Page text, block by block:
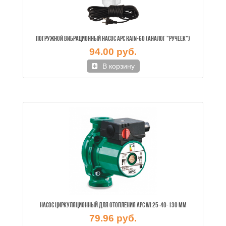
ПОГРУЖНОЙ ВИБРАЦИОННЫЙ НАСОС APC RAIN-60 (АНАЛОГ "РУЧЕЕК")
94.00 руб.
В корзину
НАСОС ЦИРКУЛЯЦИОННЫЙ ДЛЯ ОТОПЛЕНИЯ APC WI 25-40-130 ММ
79.96 руб.